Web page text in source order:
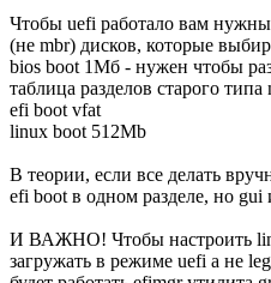
Чтобы uefi работало вам
(не mbr) дисков, которые
bios boot 1Мб - нужен чтобы
таблица разделов старого типа
efi boot vfat
linux boot 512Mb
В теории, если все делать
efi boot в одном разделе, но
И ВАЖНО! Чтобы настроить
загружать в режиме uefi а не